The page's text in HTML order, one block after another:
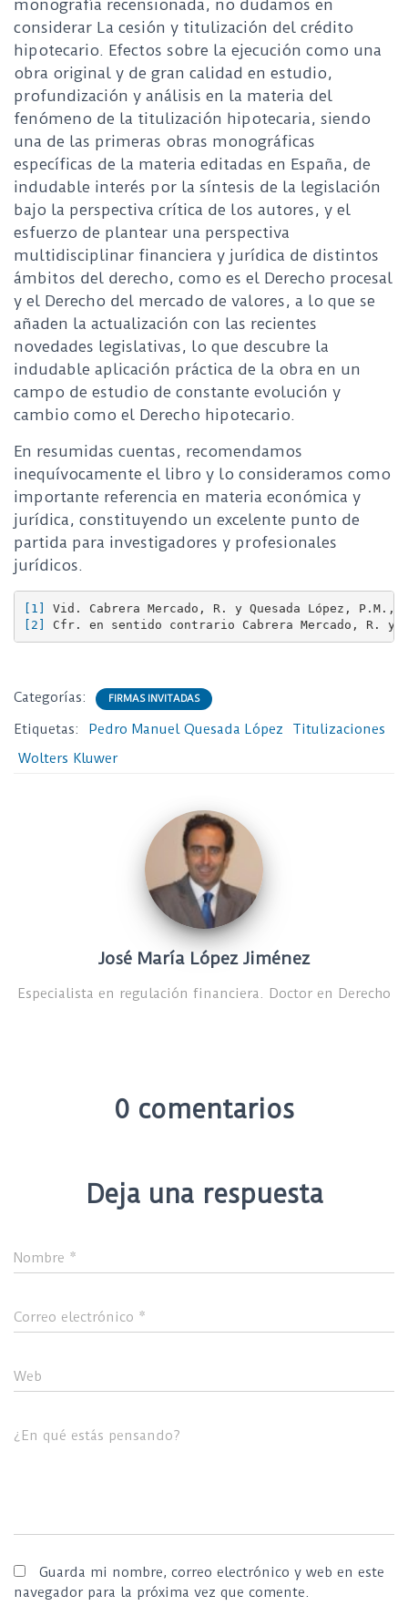
monografía recensionada, no dudamos en
considerar La cesión y titulización del crédito
hipotecario. Efectos sobre la ejecución como una
obra original y de gran calidad en estudio,
profundización y análisis en la materia del
fenómeno de la titulización hipotecaria, siendo
una de las primeras obras monográficas
específicas de la materia editadas en España, de
indudable interés por la síntesis de la legislación
bajo la perspectiva crítica de los autores, y el
esfuerzo de plantear una perspectiva
multidisciplinar financiera y jurídica de distintos
ámbitos del derecho, como es el Derecho procesal
y el Derecho del mercado de valores, a lo que se
añaden la actualización con las recientes
novedades legislativas, lo que descubre la
indudable aplicación práctica de la obra en un
campo de estudio de constante evolución y
cambio como el Derecho hipotecario.
En resumidas cuentas, recomendamos
inequívocamente el libro y lo consideramos como
importante referencia en materia económica y
jurídica, constituyendo un excelente punto de
partida para investigadores y profesionales
jurídicos.
[1]
Vid. Cabrera Mercado, R. y Quesada López,
[2]
Cfr. en sentido contrario Cabrera Mercado, R. y
Categorías: FIRMAS INVITADAS
Etiquetas: Pedro Manuel Quesada López
Titulizaciones
Wolters Kluwer
José María López Jiménez
Especialista en regulación financiera. Doctor en Derecho
0 comentarios
Deja una respuesta
Nombre *
Correo electrónico *
Web
¿En qué estás pensando?
Guarda mi nombre, correo electrónico y web en este
navegador para la próxima vez que comente.